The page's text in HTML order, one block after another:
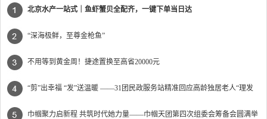
北京水产一站式｜鱼虾蟹贝全配齐，一键下单当日达
“深海极鲜，至尊金枪鱼”
不用等到黄金周！捷途置换至高省20000元
“剪”出幸福 “发”送温暖 ——31团民政服务站精准回应高龄独居老人“理发
难”
巾帼聚力启新程 共筑时代她力量——巾帼天团第四次组委会筹备会圆满举